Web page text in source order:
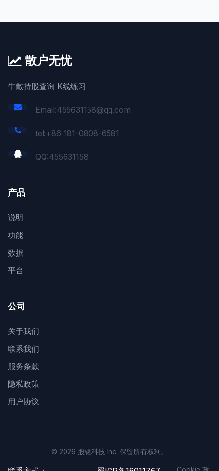
散户无忧
牛散持股查询 K线练习
Email:455631158@qq.com
tel:+86 181-0808-6581
QQ:455631158
产品
说明
功能
数据
平台
公司
关于我们
联系我们
服务条款
隐私政策
用户协议
© 2026 股银科技 Inc. 保留所有权利。
Cookie 政